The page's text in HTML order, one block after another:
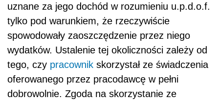
uznane za jego dochód w rozumieniu u.p.d.o.f.
tylko pod warunkiem, że rzeczywiście
spowodowały zaoszczędzenie przez niego
wydatków. Ustalenie tej okoliczności zależy od
tego, czy pracownik skorzystał ze świadczenia
oferowanego przez pracodawcę w pełni
dobrowolnie. Zgoda na skorzystanie ze